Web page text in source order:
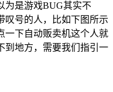
为是游戏BUG其实不
叹号的人，比如下图所示
一下自动贩卖机这个人就
到地方，需要我们指引一